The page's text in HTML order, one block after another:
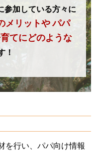
参加している方々に
メリットやパパ
てにどのような
！
を行い、パパ向け情報